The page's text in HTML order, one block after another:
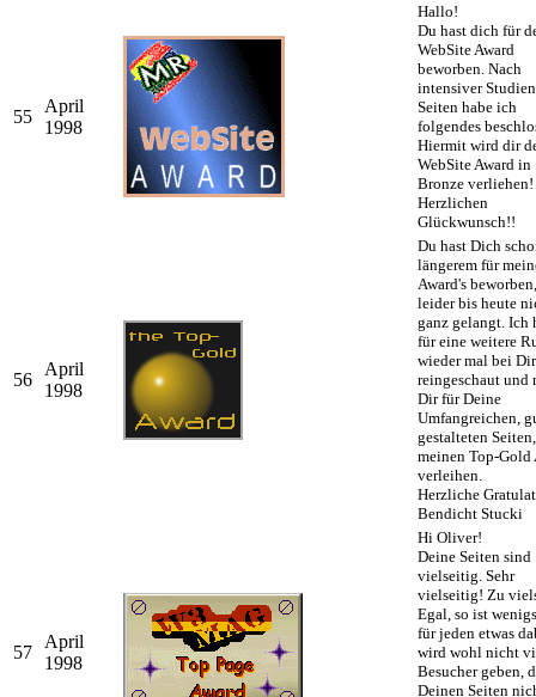
55
April
1998
Hallo!
Du hast dich für
WebSite Award
beworben. Nach
intensiver
Seiten habe ich
folgendes
Hiermit wird dir
WebSite Award in
Bronze verliehen!
Herzlichen
Glückwunsch!!
56
April
1998
Du hast Dich
längerem für
Award's
leider bis heute
ganz gelangt. Ich
für eine weitere
wieder mal bei Dir
reingeschaut und
Dir für Deine
Umfangreichen,
gestalteten Seiten,
meinen Top-Gold
verleihen.
Herzliche
Bendicht Stucki
57
April
1998
Hi Oliver!
Deine Seiten sind
vielseitig. Sehr
vielseitig! Zu
Egal, so ist
für jeden etwas
wird wohl nicht
Besucher geben,
Deinen Seiten